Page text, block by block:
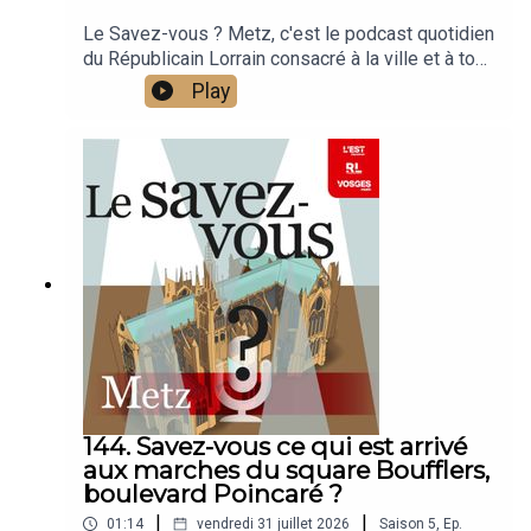
Le Savez-vous ? Metz, c'est le podcast quotidien
du Républicain Lorrain consacré à la ville et à tout
ce que vous ignorez sur elle.Un podcast raconté
par Jean-Marie Russe basé sur les articles
réalisés par la rédaction locale de Metz.
Play
144. Savez-vous ce qui est arrivé
aux marches du square Boufflers,
boulevard Poincaré ?
01:14 vendredi 31 juillet 2026 Saison 5, Ep.